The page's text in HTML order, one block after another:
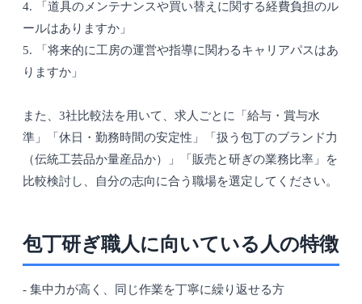
4. 「道具のメンテナンスや買い替えに関する経費負担のル
ールはありますか」
5. 「将来的に工房の運営や指導に関わるキャリアパスはあ
りますか」
また、3社比較法を用いて、求人ごとに「給与・賞与水
準」「休日・勤務時間の安定性」「扱う包丁のブランド力
（伝統工芸品か量産品か）」「販売と研ぎの業務比率」を
比較検討し、自分の志向に合う職場を選定してください。
包丁研ぎ職人に向いている人の特徴
- 集中力が高く、同じ作業を丁寧に繰り返せる方